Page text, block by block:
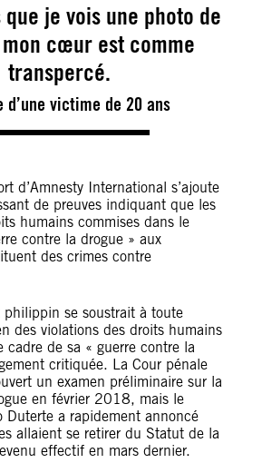
que je vois une photo de
cœur est comme
transpercé.
d’une victime de 20 ans
d’Amnesty International s’ajoute
de preuves indiquant que les
humains commises dans le
contre la drogue » aux
des crimes contre
philippin se soustrait à toute
des violations des droits humains
cadre de sa « guerre contre la
critiquée. La Cour pénale
un examen préliminaire sur la
en février 2018, mais le
Duterte a rapidement annoncé
allaient se retirer du Statut de la
effectif en mars dernier.